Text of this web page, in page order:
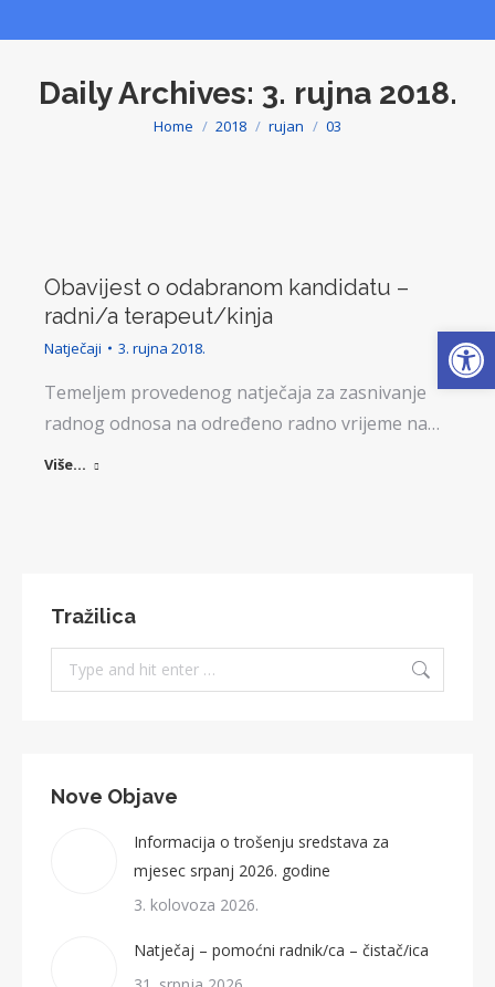
Daily Archives: 3. rujna 2018.
You are here:
Home 2018 rujan 03
Obavijest o odabranom kandidatu –
radni/a terapeut/kinja
Natječaji 3. rujna 2018.
Temeljem provedenog natječaja za zasnivanje
radnog odnosa na određeno radno vrijeme na…
Više...
Tražilica
Search:
Nove Objave
Informacija o trošenju sredstava za
mjesec srpanj 2026. godine
3. kolovoza 2026.
Natječaj – pomoćni radnik/ca – čistač/ica